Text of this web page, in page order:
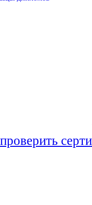
проверить